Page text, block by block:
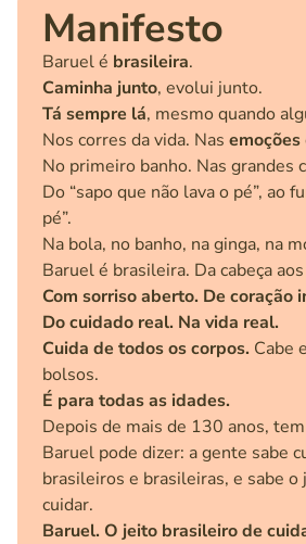
Manifesto
Baruel é brasileira.
Caminha junto, evolui junto.
Tá sempre lá, mesmo quando
Nos corres da vida. Nas emoções
No primeiro banho. Nas grandes
Do “sapo que não lava o pé”, ao
pé”.
Na bola, no banho, na ginga, na
Baruel é brasileira. Da cabeça
Com sorriso aberto. De coração
Do cuidado real. Na vida real.
Cuida de todos os corpos. Cabe
bolsos.
É para todas as idades.
Depois de mais de 130 anos,
Baruel pode dizer: a gente sabe
brasileiros e brasileiras, e sabe
cuidar.
Baruel. O jeito brasileiro de